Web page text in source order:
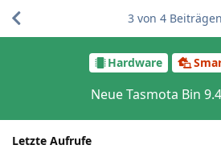
Hardware
Neue Tasmota Bin
Letzte Aufrufe
3 von 4Beiträgen